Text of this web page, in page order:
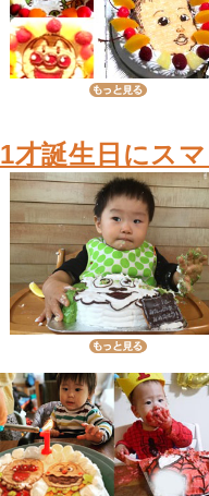
1才誕生日にス